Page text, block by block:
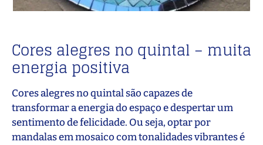
Cores alegres no quintal – muita
energia positiva
Cores alegres no quintal são capazes de
transformar a energia do espaço e despertar um
sentimento de felicidade. Ou seja, optar por
mandalas em mosaico com tonalidades vibrantes é